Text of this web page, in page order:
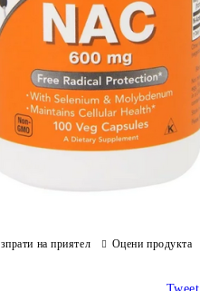
на приятел Оцени продукта